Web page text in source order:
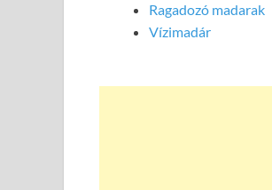
Ragadozó madarak
Vízimadár